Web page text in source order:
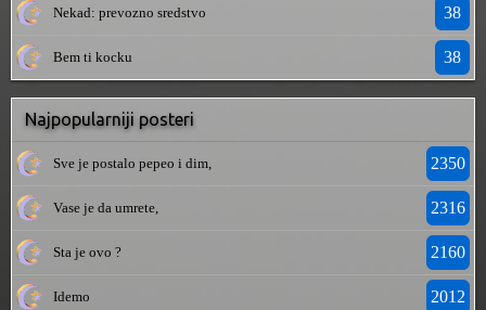
Nekad: prevozno sredstvo 38
Bem ti kocku 38
Najpopularniji posteri
Sve je postalo pepeo i dim, 2350
Vase je da umrete, 2316
Sta je ovo ? 2160
Idemo 2012